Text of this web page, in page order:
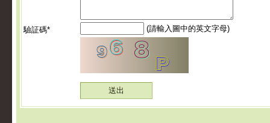
驗証碼* (請輸入圖中的英文字母)